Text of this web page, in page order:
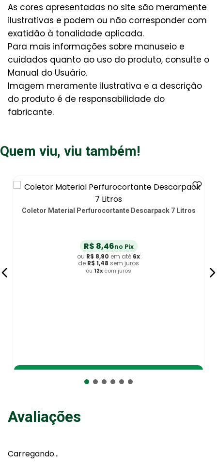
As cores apresentadas no site são meramente
ilustrativas e podem ou não corresponder com
exatidão à tonalidade aplicada.
Para mais informações sobre manuseio e
cuidados quanto ao uso do produto, consulte o
Manual do Usuário.
Imagem meramente ilustrativa e a descrição
do produto é de responsabilidade do
fabricante.
Quem viu, viu também!
Coletor Material Perfurocortante Descarpack 7 Litros
R$ 8,46no Pix
ou R$ 8,90 em até 6x
de R$ 1,48 sem juros
ou 12x com juros
Avaliações
Carregando…